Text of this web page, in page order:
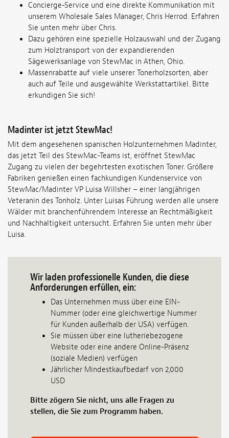
Concierge-Service und eine direkte Kommunikation mit
unserem Wholesale Sales Manager, Chris Herrod. Erfahren
Sie unten mehr über Chris.
Dazu gehören eine spezielle Holzauswahl und der Zugang
zum Holztransport von der expandierenden
Sägewerksanlage von StewMac in Athen, Ohio.
Massenrabatte auf viele unserer Tonerholzsorten, aber
auch auf Teile und ausgewählte Werkstattartikel. Bitte
erkundigen Sie sich!
Madinter ist jetzt StewMac!
Mit dem angesehenen spanischen Holzunternehmen Madinter,
das jetzt Teil des StewMac-Teams ist, eröffnet StewMac
Zugang zu vielen der begehrtesten exotischen Toner. Größere
Fabriken genießen einen fachkundigen Kundenservice von
StewMac/Madinter VP Luisa Willsher – einer langjährigen
Veteranin des Tonholz. Unter Luisas Führung werden alle unsere
Wälder mit branchenführendem Interesse an Rechtmäßigkeit
und Nachhaltigkeit untersucht. Erfahren Sie unten mehr über
Luisa.
Wir laden professionelle Kunden, die diese
Anforderungen erfüllen, ein:
Das Unternehmen muss über eine EIN-
Nummer (oder eine gleichwertige Nummer
für Kunden außerhalb der USA) verfügen.
Sie müssen über eine lutheriebezogene
Website oder eine andere Online-Präsenz
(soziale Medien) verfügen
Jährlicher Mindestkaufbedarf von 2,000
USD
Bitte zögern Sie nicht, uns alle Fragen zu
stellen, die Sie zum Programm haben.